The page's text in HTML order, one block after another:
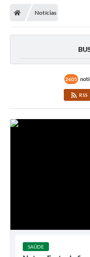
Notícias
2605
RSS
SAÚDE